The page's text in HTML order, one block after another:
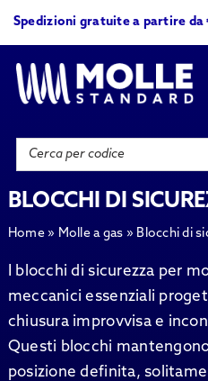
content
Spedizioni gratuite a partire da
Contattaci
BLOCCHI DI
Home» Molle a gas » Blocchi di
I blocchi di sicurezza per
meccanici essenziali
chiusura improvvisa e
Questi blocchi
posizione definita,